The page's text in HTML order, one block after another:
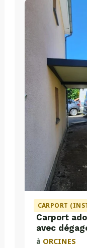
CARPORT
Carport
avec
à ORCINES